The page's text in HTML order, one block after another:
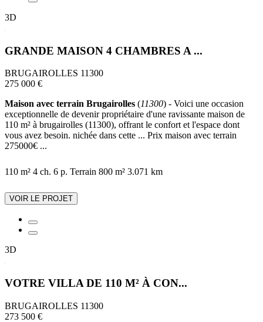
3D
GRANDE MAISON 4 CHAMBRES A ...
BRUGAIROLLES 11300
275 000 €
Maison avec terrain Brugairolles (11300) - Voici une occasion
exceptionnelle de devenir propriétaire d'une ravissante maison de
110 m² à brugairolles (11300), offrant le confort et l'espace dont
vous avez besoin. nichée dans cette ... Prix maison avec terrain
275000€ ...
110 m² 4 ch. 6 p. Terrain 800 m² 3.071 km
VOIR LE PROJET
3D
VOTRE VILLA DE 110 M² À CON...
BRUGAIROLLES 11300
273 500 €